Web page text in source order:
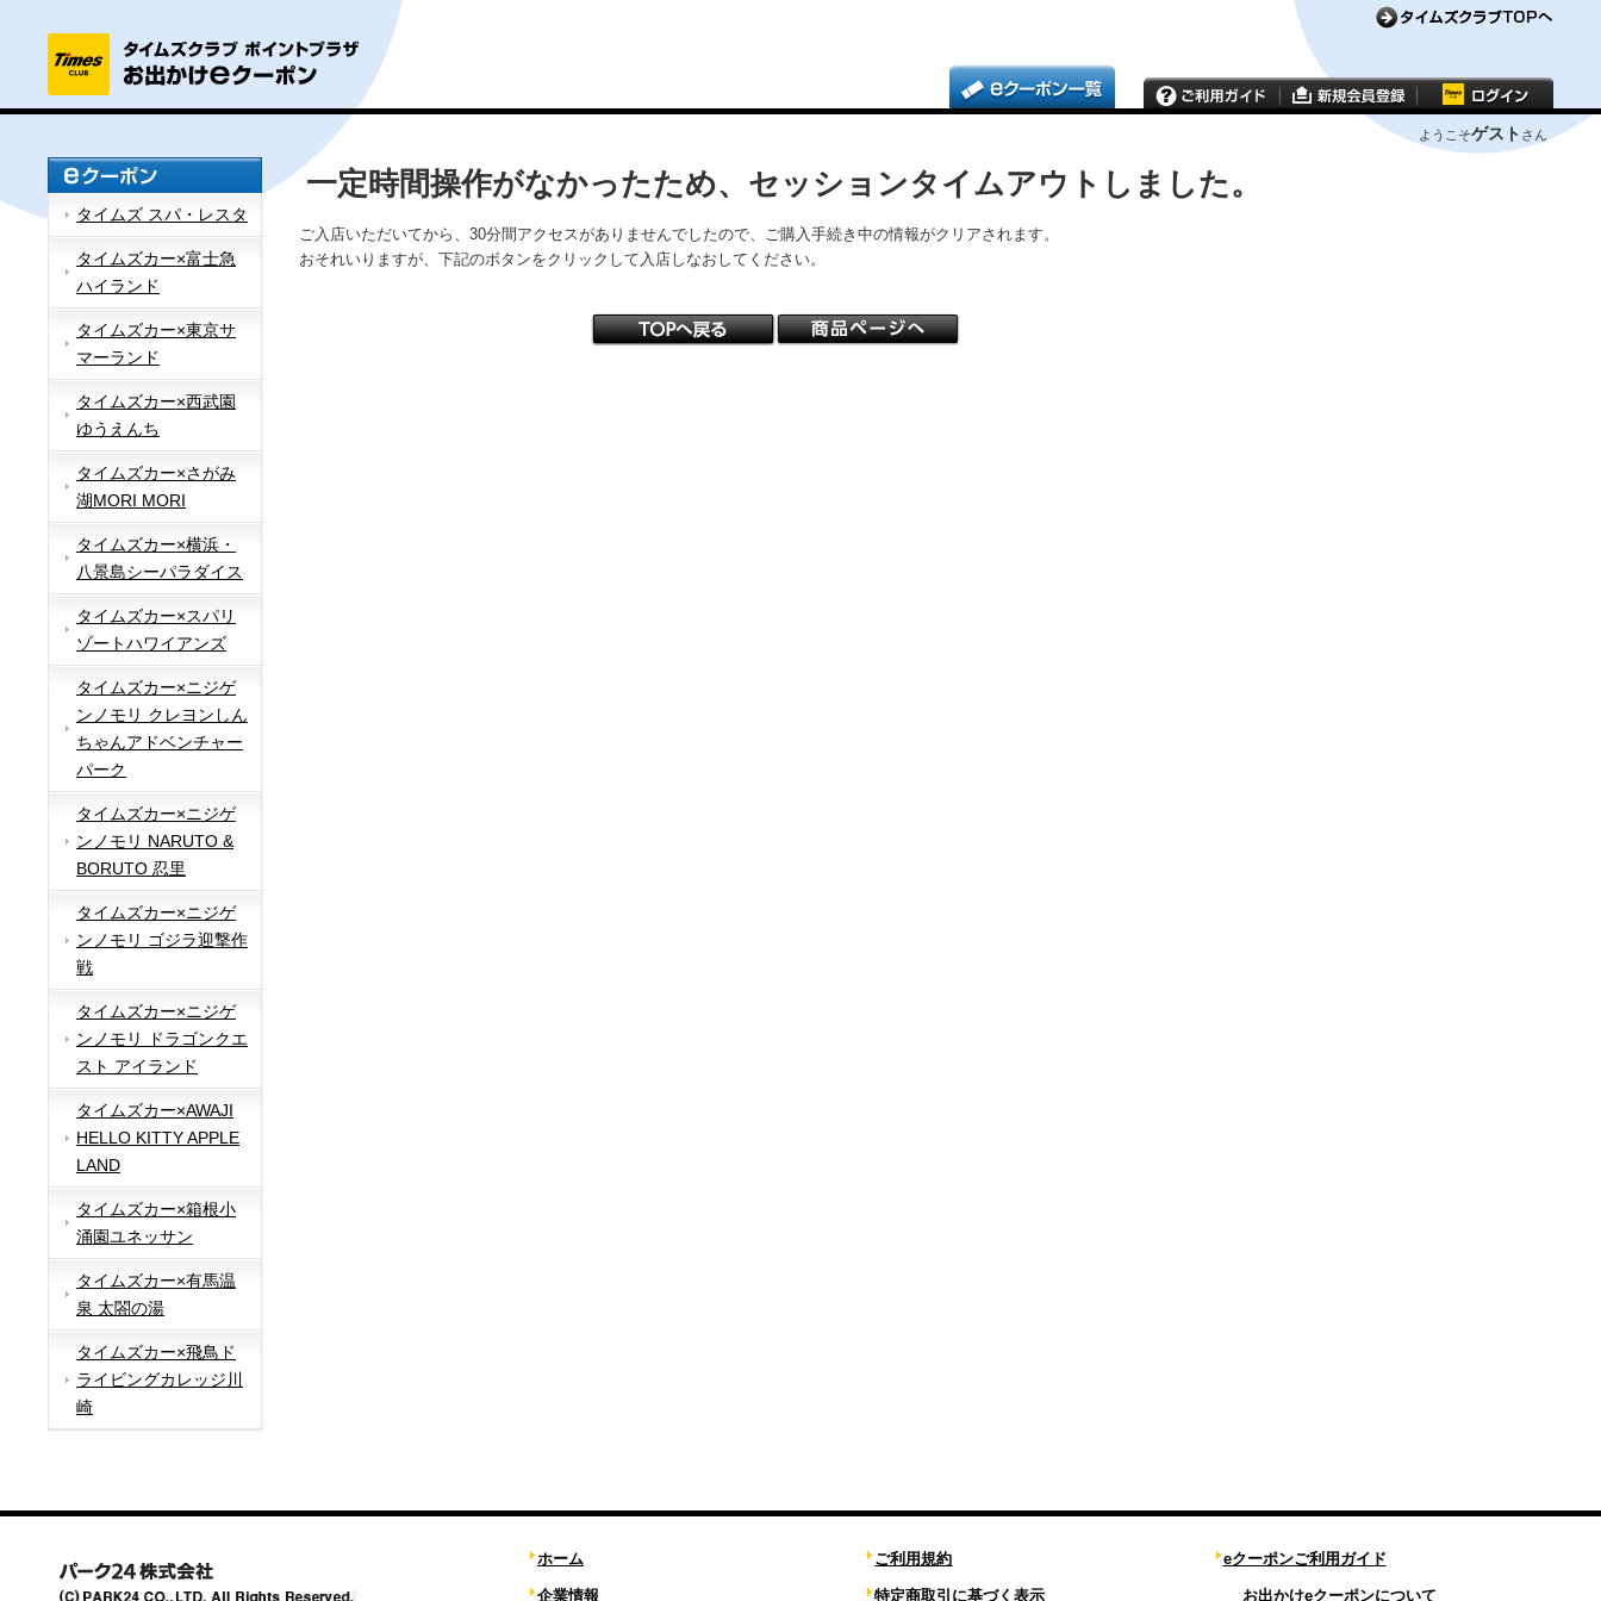
ようこそゲスト さん
タイムズ スパ・レスタ
タイムズカー×富士急
ハイランド
タイムズカー×東京サ
マーランド
タイムズカー×西武園
ゆうえんち
タイムズカー×さがみ
湖MORI MORI
タイムズカー×横浜・
八景島シーパラダイス
タイムズカー×スパリ
ゾートハワイアンズ
タイムズカー×ニジゲ
ンノモリ クレヨンしん
ちゃんアドベンチャー
パーク
タイムズカー×ニジゲ
ンノモリ NARUTO &
BORUTO 忍里
タイムズカー×ニジゲ
ンノモリ ゴジラ迎撃作
戦
タイムズカー×ニジゲ
ンノモリ ドラゴンクエ
スト アイランド
タイムズカー×AWAJI
HELLO KITTY APPLE
LAND
タイムズカー×箱根小
涌園ユネッサン
タイムズカー×有馬温
泉 太閤の湯
タイムズカー×飛鳥ド
ライビングカレッジ川
崎
一定時間操作がなかったため、セッションタイムアウトしました。
ご入店いただいてから、30分間アクセスがありませんでしたので、ご購入手続き中の情報がクリアされます。
おそれいりますが、下記のボタンをクリックして入店しなおしてください。
ホーム
企業情報
ご利用規約
特定商取引に基づく表示
eクーポンご利用ガイド
お出かけeクーポンについて